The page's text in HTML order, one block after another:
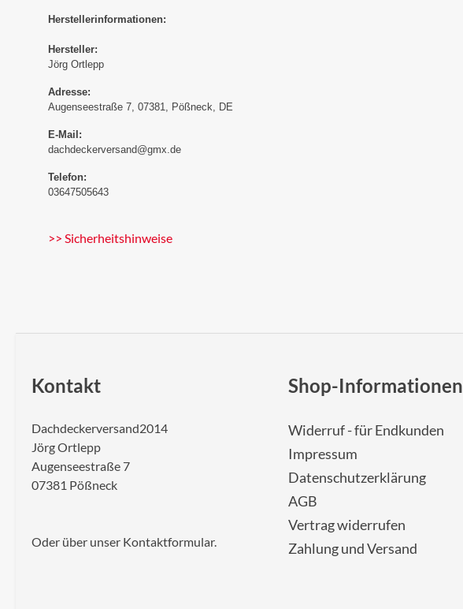
Herstellerinformationen:
Hersteller:
Jörg Ortlepp
Adresse:
Augenseestraße 7, 07381, Pößneck, DE
E-Mail:
dachdeckerversand@gmx.de
Telefon:
03647505643
>> Sicherheitshinweise
Kontakt
Dachdeckerversand2014
Jörg Ortlepp
Augenseestraße 7
07381 Pößneck
Oder über unser Kontaktformular.
Shop-Informationen
Widerruf - für Endkunden
Impressum
Datenschutzerklärung
AGB
Vertrag widerrufen
Zahlung und Versand